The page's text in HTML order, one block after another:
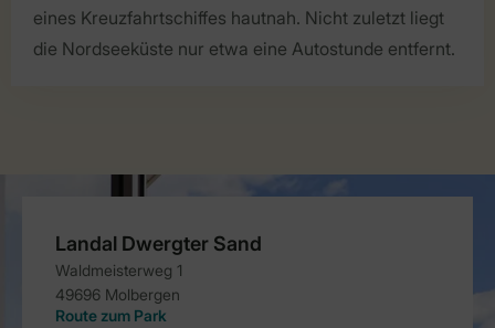
eines Kreuzfahrtschiffes hautnah. Nicht zuletzt liegt
die Nordseeküste nur etwa eine Autostunde entfernt.